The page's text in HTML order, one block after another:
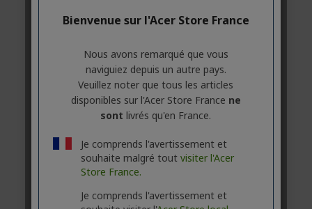
Bienvenue sur l'Acer Store France
Nous avons remarqué que vous
naviguiez depuis un autre pays.
Veuillez noter que tous les articles
disponibles sur l'Acer Store France ne
sont livrés qu'en France.
Je comprends l'avertissement et
souhaite malgré tout visiter l'Acer
Store France.
Je comprends l'avertissement et